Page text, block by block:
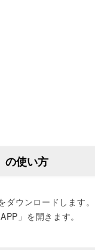
の使い方
ダウンロードします
」を開きます。